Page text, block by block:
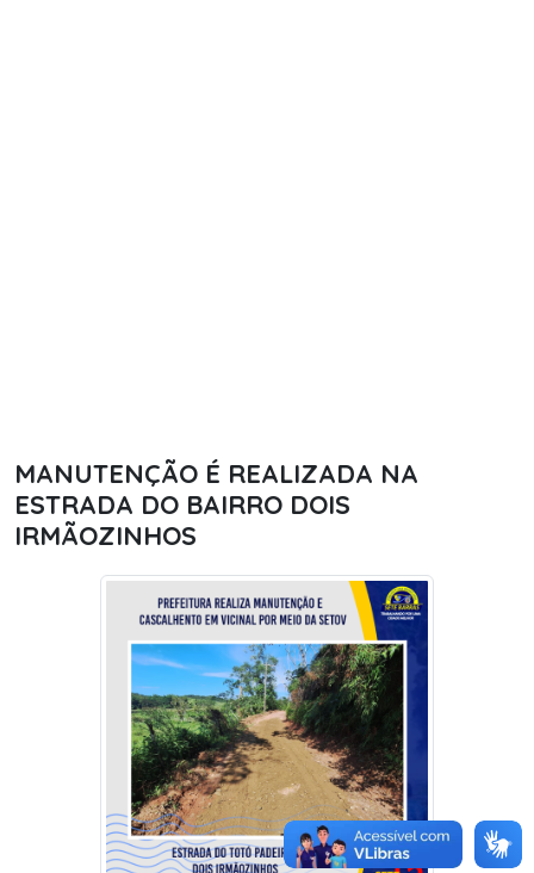
MANUTENÇÃO É REALIZADA NA
ESTRADA DO BAIRRO DOIS
IRMÃOZINHOS